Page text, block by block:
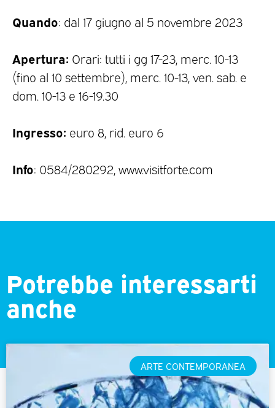
Quando: dal 17 giugno al 5 novembre 2023
Apertura: Orari: tutti i gg 17-23, merc. 10-13
(fino al 10 settembre), merc. 10-13, ven. sab. e
dom. 10-13 e 16-19.30
Ingresso: euro 8, rid. euro 6
Info: 0584/280292, www.visitforte.com
Potrebbe interessarti
anche
ARTE CONTEMPORANEA